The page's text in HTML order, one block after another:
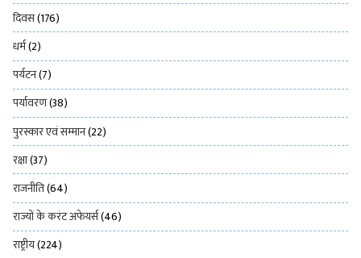
दिवस(176)
धर्म(2)
पर्यटन(7)
पर्यावरण(38)
पुरस्कार एवं सम्मान(22)
रक्षा(37)
राजनीति(64)
राज्यों के करंट अफेयर्स(46)
राष्ट्रीय(224)